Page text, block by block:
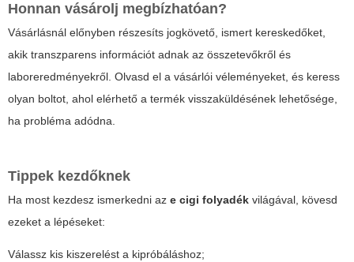
Honnan vásárolj megbízhatóan?
Vásárlásnál előnyben részesíts jogkövető, ismert kereskedőket,
akik transzparens információt adnak az összetevőkről és
laboreredményekről. Olvasd el a vásárlói véleményeket, és keress
olyan boltot, ahol elérhető a termék visszaküldésének lehetősége,
ha probléma adódna.
Tippek kezdőknek
Ha most kezdesz ismerkedni az e cigi folyadék világával, kövesd
ezeket a lépéseket:
Válassz kis kiszerelést a kipróbáláshoz;